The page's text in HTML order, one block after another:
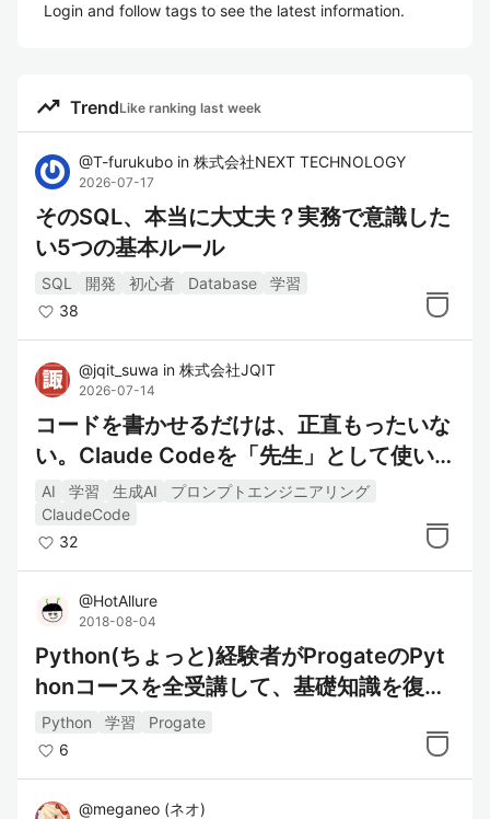
Login and follow tags to see the latest information.
trending_up TrendLike ranking last week
@T-furukubo in 株式会社NEXT TECHNOLOGY
2026-07-17
そのSQL、本当に大丈夫？実務で意識した
い5つの基本ルール
SQL 開発 初心者 Database
学習
38
@jqit_suwa in 株式会社JQIT
2026-07-14
コードを書かせるだけは、正直もったいな
い。Claude Codeを「先生」として使い
倒す5つのプロンプト
AI 学習 生成AI
プロンプトエンジニアリング
ClaudeCode
32
@HotAllure
2018-08-04
Python(ちょっと)経験者がProgateのPyt
honコースを全受講して、基礎知識を復習
してみた
Python 学習
Progate
6
@meganeo (ネオ)